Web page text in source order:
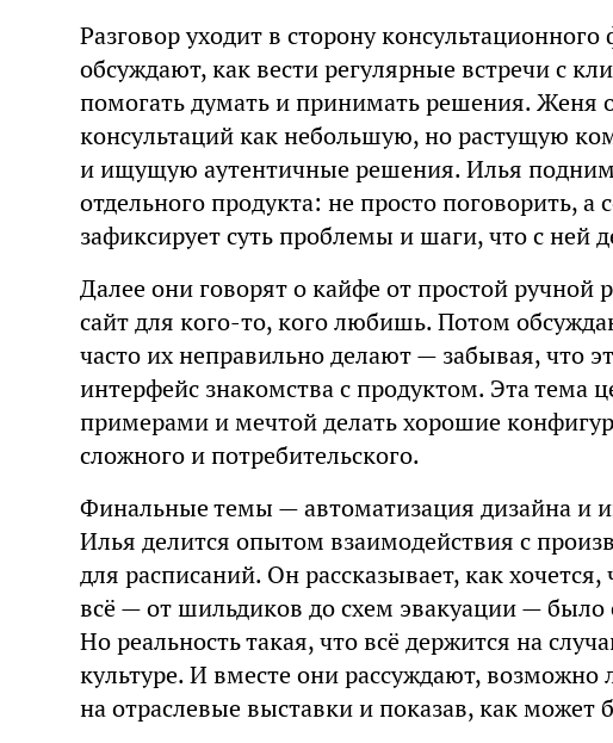
Разговор уходит в сторону
обсуждают, как вести регулярные встречи с
помогать думать и принимать решения. Женя
консультаций как небольшую, но растущую
и ищущую аутентичные решения. Илья
отдельного продукта: не просто поговорить, а
зафиксирует суть проблемы и шаги, что с ней
Далее они говорят о кайфе от простой
сайт для кого-то, кого любишь. Потом
часто их неправильно делают — забывая, что
интерфейс знакомства с продуктом. Эта тема
примерами и мечтой делать хорошие
сложного и потребительского.
Финальные темы — автоматизация дизайна и
Илья делится опытом взаимодействия с
для расписаний. Он рассказывает, как
всё — от шильдиков до схем эвакуации — было
Но реальность такая, что всё держится на
культуре. И вместе они рассуждают,
на отраслевые выставки и показав, как может